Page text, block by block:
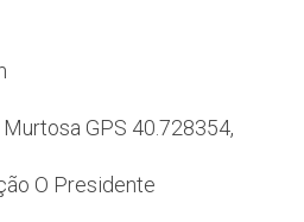
GPS 40.728354,
O Presidente